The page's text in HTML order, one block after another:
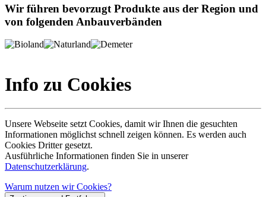
Wir führen bevorzugt Produkte aus der Region und
von folgenden Anbauverbänden
Info zu Cookies
Unsere Webseite setzt Cookies, damit wir Ihnen die gesuchten
Informationen möglichst schnell zeigen können. Es werden auch
Cookies Dritter gesetzt.
Ausführliche Informationen finden Sie in unserer
Datenschutzerklärung.
Warum nutzen wir Cookies?